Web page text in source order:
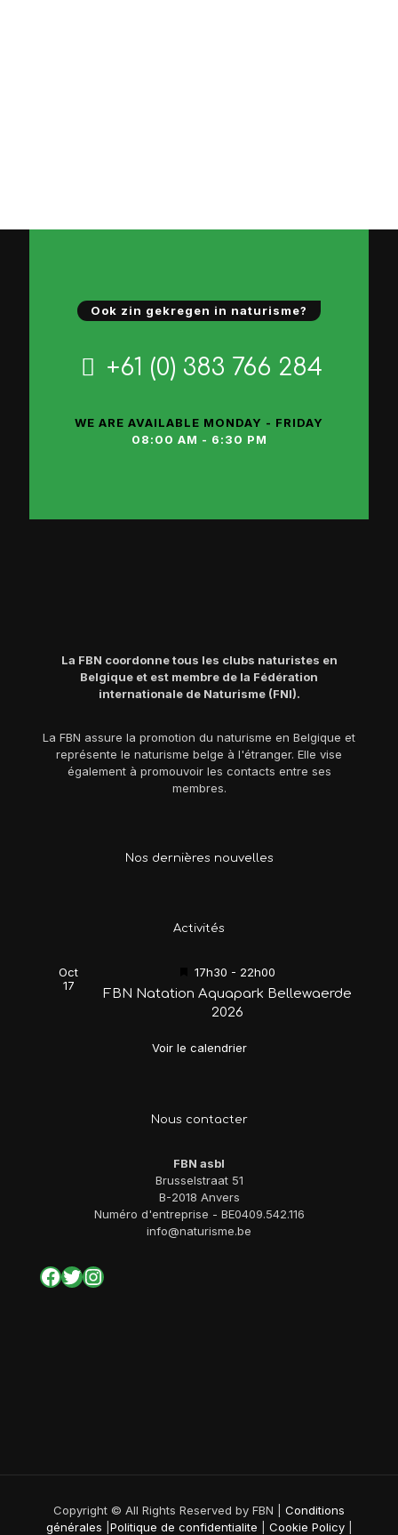
Ook zin gekregen in naturisme?
+61 (0) 383 766 284
WE ARE AVAILABLE MONDAY - FRIDAY
08:00 AM - 6:30 PM
La FBN coordonne tous les clubs naturistes en
Belgique et est membre de la Fédération
internationale de Naturisme (FNI).
La FBN assure la promotion du naturisme en Belgique et
représente le naturisme belge à l'étranger. Elle vise
également à promouvoir les contacts entre ses
membres.
Nos dernières nouvelles
Activités
Oct
17
Mis
en
avant
17h30 - 22h00
FBN Natation Aquapark Bellewaerde
2026
Voir le calendrier
Nous contacter
FBN asbl
Brusselstraat 51
B-2018 Anvers
Numéro d'entreprise - BE0409.542.116
info@naturisme.be
Facebook
Twitter
Instagram
Copyright © All Rights Reserved by FBN | Conditions
générales
Politique de confidentialite Cookie Policy|